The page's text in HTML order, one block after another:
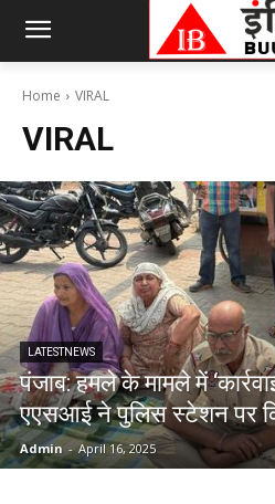
Home VIRAL
VIRAL
LATESTNEWS
पंजाब: हमले के मामले में
एएसआई ने पुलिस स्टेशन पर
Admin - April 16, 2025